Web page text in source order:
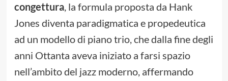
congettura, la formula proposta da Hank
Jones diventa paradigmatica e propedeutica
ad un modello di piano trio, che dalla fine degli
anni Ottanta aveva iniziato a farsi spazio
nell’ambito del jazz moderno, affermando